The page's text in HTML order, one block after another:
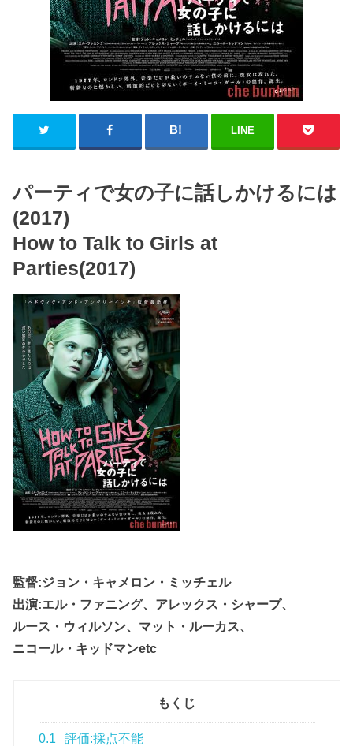
LINE
パーティで女の子に話しかけるには
(2017)
How to Talk to Girls at
Parties(2017)
監督:ジョン・キャメロン・ミッチェル
出演:エル・ファニング、アレックス・シャープ、
ルース・ウィルソン、マット・ルーカス、
ニコール・キッドマンetc
もくじ
0.1 評価:採点不能